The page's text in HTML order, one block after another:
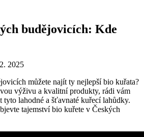
budějovicích: Kde
2025
můžete najít ty nejlepší‍ bio kuřata?
výživu a kvalitní produkty, rádi vám
tyto lahodné a šťavnaté kuřecí lahůdky.
tajemství bio kuřete v Českých